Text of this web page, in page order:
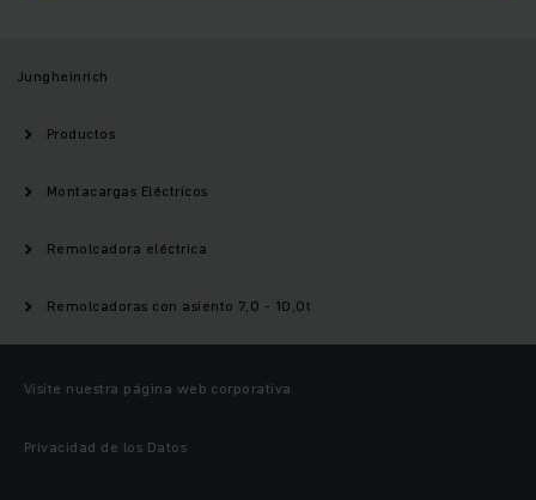
Jungheinrich
Productos
Montacargas Eléctricos
Remolcadora eléctrica
Remolcadoras con asiento 7,0 - 10,0t
Visite nuestra página web corporativa
Privacidad de los Datos